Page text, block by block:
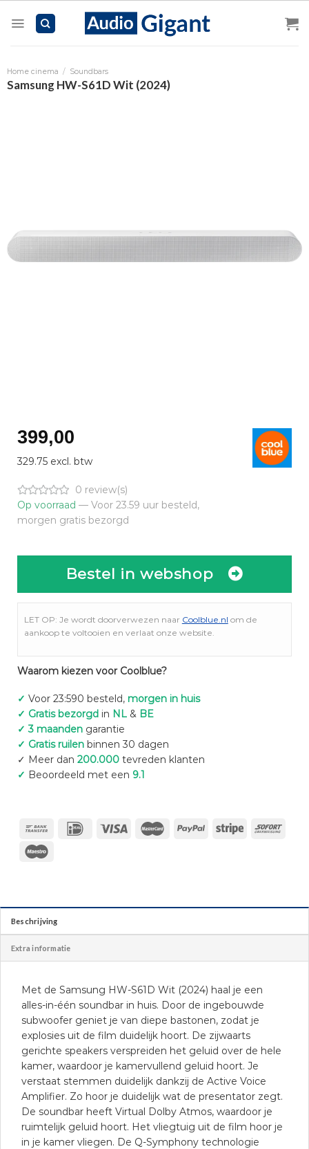
Home cinema / Soundbars
Samsung HW-S61D Wit (2024)
399,00
329.75 excl. btw
0 review(s)
Op voorraad — Voor 23.59 uur besteld,
morgen gratis bezorgd
Bestel in webshop
LET OP: Je wordt doorverwezen naar Coolblue.nl om de
aankoop te voltooien en verlaat onze website.
Waarom kiezen voor Coolblue?
✓ Voor 23:590 besteld, morgen in huis
✓ Gratis bezorgd in NL& BE
✓ 3 maanden garantie
✓ Gratis ruilenbinnen 30 dagen
✓ Meer dan 200.000tevreden klanten
✓ Beoordeeld met een 9.1
Beschrijving
Extra informatie
Met de Samsung HW-S61D Wit (2024) haal je een
alles-in-één soundbar in huis. Door de ingebouwde
subwoofer geniet je van diepe bastonen, zodat je
explosies uit de film duidelijk hoort. De zijwaarts
gerichte speakers verspreiden het geluid over de hele
kamer, waardoor je kamervullend geluid hoort. Je
verstaat stemmen duidelijk dankzij de Active Voice
Amplifier. Zo hoor je duidelijk wat de presentator zegt.
De soundbar heeft Virtual Dolby Atmos, waardoor je
ruimtelijk geluid hoort. Het vliegtuig uit de film hoor je
in je kamer vliegen. De Q-Symphony technologie